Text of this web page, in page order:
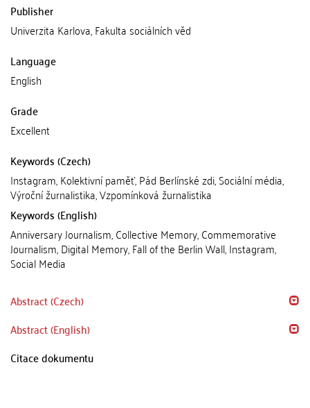
Publisher
Univerzita Karlova, Fakulta sociálních věd
Language
English
Grade
Excellent
Keywords (Czech)
Instagram, Kolektivní paměť, Pád Berlínské zdi, Sociální média,
Výroční žurnalistika, Vzpomínková žurnalistika
Keywords (English)
Anniversary Journalism, Collective Memory, Commemorative
Journalism, Digital Memory, Fall of the Berlin Wall, Instagram,
Social Media
Abstract (Czech)
Abstract (English)
Citace dokumentu